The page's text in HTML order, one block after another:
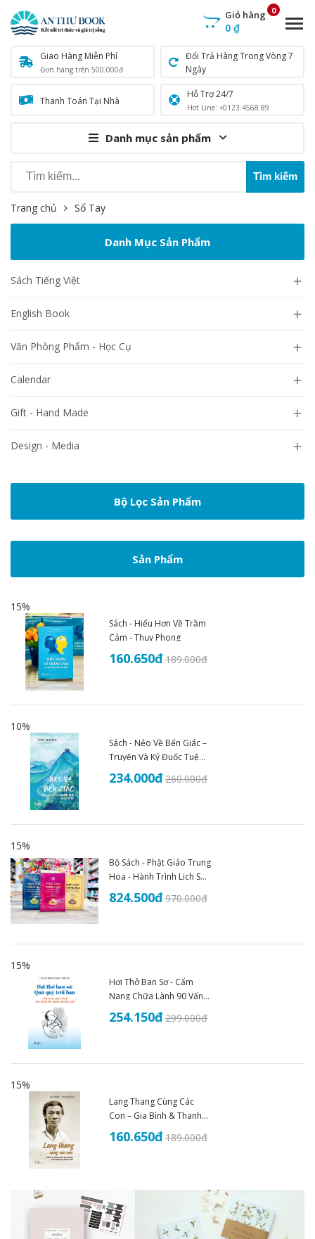
Giao Hàng Miễn Phí
Đơn hàng trên 500.000đ
Đổi Trả Hàng Trong Vòng 7
Ngày
Thanh Toán Tại Nhà
Hỗ Trợ 24/7
Hot Line: +0123.4568.89
Danh mục sản phẩm
Giỏ hàng
0 ₫
0
Trang chủ Sổ Tay
Danh Mục Sản Phẩm
Sách Tiếng Việt 
English Book 
Văn Phòng Phẩm - Học Cụ 
Calendar 
Gift - Hand Made 
Design - Media 
Bộ Lọc Sản Phẩm
Sản Phẩm
15%
Sách - Hiểu Hơn Về Trầm
Cảm - Thụy Phong
160.650đ189.000đ
10%
Sách - Nẻo Về Bến Giác –
Truyện Và Ký Đuốc Tuệ
(1935–1945) - An Thư
Book
234.000đ260.000đ
15%
Bộ Sách - Phật Giáo Trung
Hoa - Hành Trình Lịch Sử
Văn Hóa Và Tư Tưởng
(Trọn Bộ 3 Tập)
824.500đ970.000đ
15%
Hơi Thở Ban Sơ - Cẩm
Nang Chữa Lành 90 Vấn
Đề Sức Khoẻ - THS.BS
Đoàn Nhật Trung (2025)
254.150đ299.000đ
15%
Lang Thang Cùng Các
Con – Gia Bình & Thanh
Nhã
160.650đ189.000đ